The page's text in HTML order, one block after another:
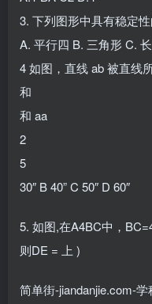
3. 下列图形中具有稳定
A. 平行四 B. 三角形 C.
4 如图，直线 ab 被直线
和
和 aa
2
5
30″ B 40” C 50″ D 60″
5. 如图,在A4BC中，
则DE = 上 )
简单街-jiandanjie.com-